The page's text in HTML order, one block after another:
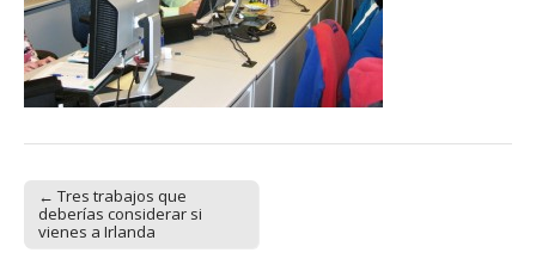
Post navigation
← Tres trabajos que
deberías considerar si
vienes a Irlanda